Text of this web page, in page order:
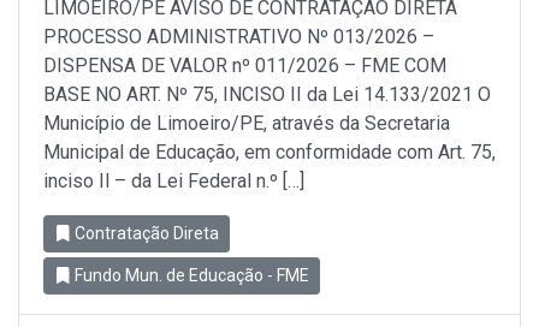
LIMOEIRO/PE AVISO DE CONTRATAÇÃO DIRETA
PROCESSO ADMINISTRATIVO Nº 013/2026 –
DISPENSA DE VALOR nº 011/2026 – FME COM
BASE NO ART. Nº 75, INCISO II da Lei 14.133/2021 O
Município de Limoeiro/PE, através da Secretaria
Municipal de Educação, em conformidade com Art. 75,
inciso Il – da Lei Federal n.º […]
Contratação Direta
Fundo Mun. de Educação - FME